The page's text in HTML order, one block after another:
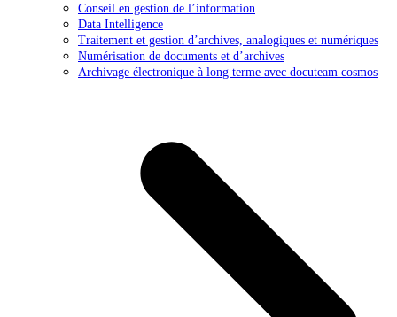
Conseil en gestion de l’information
Data Intelligence
Traitement et gestion d’archives, analogiques et numériques
Numérisation de documents et d’archives
Archivage électronique à long terme avec docuteam cosmos